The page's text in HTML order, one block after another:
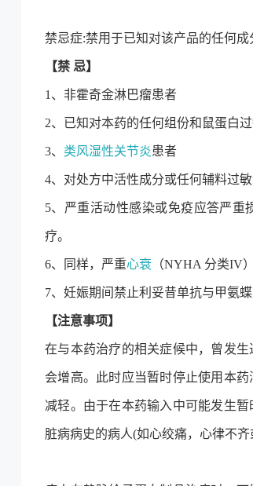
禁忌症:禁用于已知对该产品的任何
【禁 忌】
1、非霍奇金淋巴瘤患者
2、已知对本药的任何组份和鼠蛋白
3、 类风湿性关节炎患者
4、对处方中活性成分或任何辅料过敏
5、严重活动性感染或免疫应答严重
疗。
6、同样，严重心衰 （NYHA 分类IV
7、妊娠期间禁止利妥昔单抗与甲氨蝶
【注意事项】
在与本药治疗的相关症候中，曾发
会增高。此时应当暂时停止使用本
减轻。由于在本药输入中可能发生
脏病病史的病人(如心绞痛，心律不齐